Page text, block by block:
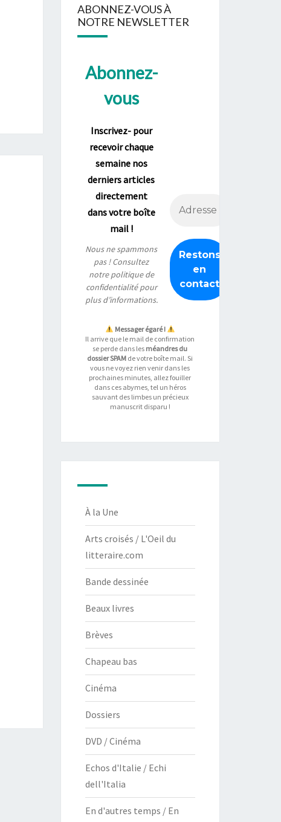
ABONNEZ-VOUS À
NOTRE NEWSLETTER
Abonnez-
vous
Inscrivez- pour
recevoir chaque
semaine nos
derniers articles
directement
dans votre boîte
mail !
Nous ne spammons
pas ! Consultez
notrepolitique de
confidentialitépour
plus d’informations.
Messager égaré !
Il arrive que le mail de confirmation
se perde dans les méandres du
dossier SPAM de votre boîte mail. Si
vous ne voyez rien venir dans les
prochaines minutes, allez fouiller
dans ces abymes, tel un héros
sauvant des limbes un précieux
manuscrit disparu !
À la Une
Arts croisés / L'Oeil du
litteraire.com
Bande dessinée
Beaux livres
Brèves
Chapeau bas
Cinéma
Dossiers
DVD / Cinéma
Echos d'Italie / Echi
dell'Italia
En d'autres temps / En